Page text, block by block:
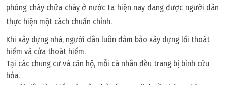
phòng cháy chữa cháy ở nước ta hiện nay đang được người dân
thực hiện một cách chuẩn chỉnh.
Khi xây dựng nhà, người dân luôn đảm bảo xây dựng lối thoát
hiểm và cửa thoát hiểm.
Tại các chung cư và căn hộ, mỗi cá nhân đều trang bị bình cứu
hỏa.